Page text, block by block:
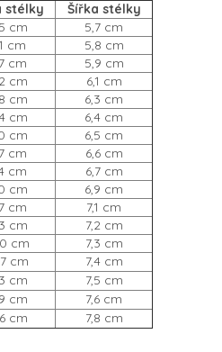
stélky
Šířka stélky
cm
5,7 cm
cm
5,8 cm
cm
5,9 cm
cm
6,1 cm
cm
6,3 cm
cm
6,4 cm
cm
6,5 cm
cm
6,6 cm
cm
6,7 cm
cm
6,9 cm
cm
7,1 cm
cm
7,2 cm
cm
7,3 cm
cm
7,4 cm
cm
7,5 cm
cm
7,6 cm
cm 7,8 cm